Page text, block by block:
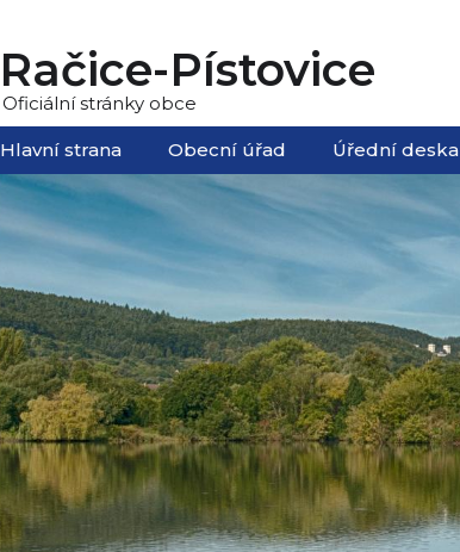
Račice-Pístovice
Oficiální stránky obce
Hlavní strana Obecní úřad Úřední deska